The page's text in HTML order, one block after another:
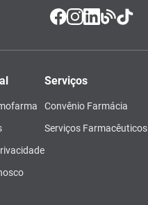
Serviços
Convênio Farmácia
Serviços Farmacêuticos